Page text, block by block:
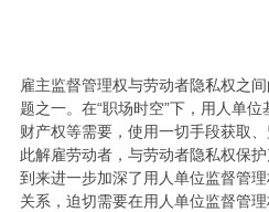
雇主监督管理权与劳动者隐私权之
题之一。在“职场时空”下，用人单
财产权等需要，使用一切手段获取
此解雇劳动者，与劳动者隐私权保
到来进一步加深了用人单位监督管
关系，迫切需要在用人单位监督管